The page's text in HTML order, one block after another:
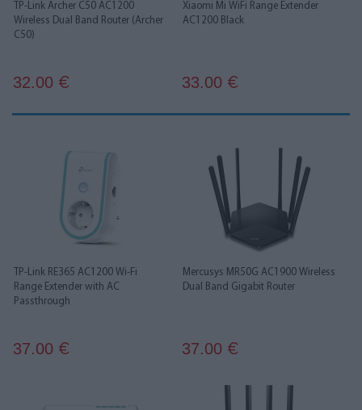
TP-Link Archer C50 AC1200
Wireless Dual Band Router (Archer
C50)
32.00 €
Xiaomi Mi WiFi Range Extender
AC1200 Black
33.00 €
TP-Link RE365 AC1200 Wi-Fi
Range Extender with AC
Passthrough
37.00 €
Mercusys MR50G AC1900 Wireless
Dual Band Gigabit Router
37.00 €